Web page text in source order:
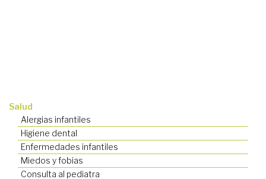
Salud
Alergias infantiles
Higiene dental
Enfermedades infantiles
Miedos y fobias
Consulta al pediatra